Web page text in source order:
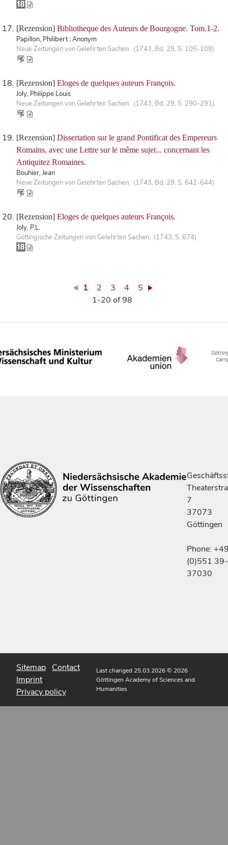
[Rezension] Bibliotheque des Auteurs de Bourgogne. Tom.1-2.
Papillon, Philibert ; Anonym
Neue Zeitungen von Gelehrten Sachen. (1743, Bd. 29, S. 105-108)
[Rezension] Eloges de quelques auteurs François.
Joly, Philippe Louis
Neue Zeitungen von Gelehrten Sachen. (1743, Bd. 29, S. 290-291)
[Rezension] Dissertation sur le grand Pontificat des Empereurs
Romains, avec une Lettre sur le même sujet... concernant les
Antiquitez Romaines.
Bouhier, Jean
Neue Zeitungen von Gelehrten Sachen. (1743, Bd. 29, S. 642-644)
[Rezension] Eloges de quelques auteurs François.
Joly, P.L.
Göttingische Zeitungen von Gelehrten Sachen. (1743, S. 674)
1 2 3 4
5
1-20 of 98
7
37073
Göttingen
Phone:
(0)551 39-
37030
Sitemap Contact
Imprint
Privacy policy
Last changed 25.03.2026© 2026
Göttingen Academy of Sciences and
Humanities